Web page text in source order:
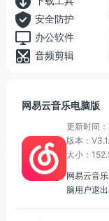
安全防护
办公软件
音频剪辑
网易云音乐电脑版
更新时间
版本：
大小：
网易云音
脑用户退